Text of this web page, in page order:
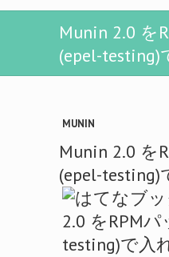
Munin 2.0 を
(epel-testing)
MUNIN
Munin 2.0 を
(epel-testing)